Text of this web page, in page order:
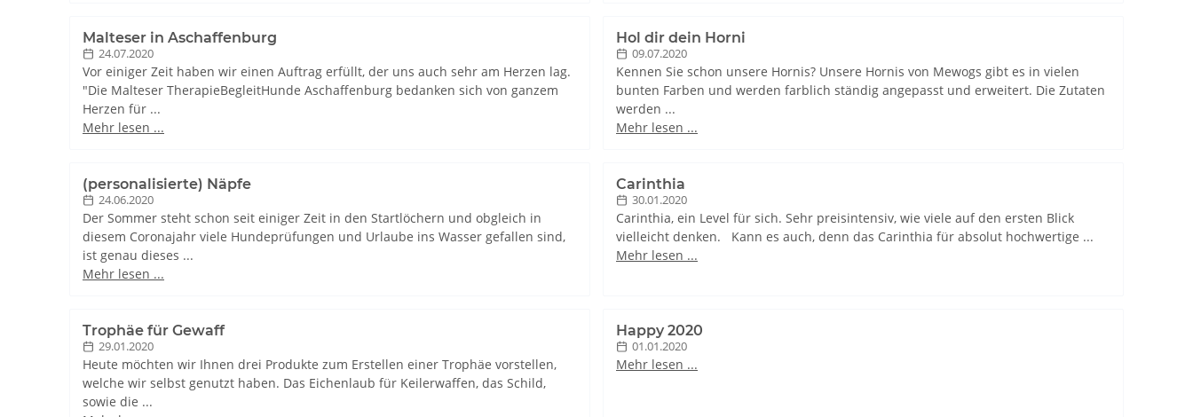
Malteser in Aschaffenburg
24.07.2020
Vor einiger Zeit haben wir einen Auftrag erfüllt, der uns auch sehr am Herzen lag.
"Die Malteser TherapieBegleitHunde Aschaffenburg bedanken sich von ganzem
Herzen für ...
Mehr lesen ...
Hol dir dein Horni
09.07.2020
Kennen Sie schon unsere Hornis? Unsere Hornis von Mewogs gibt es in vielen
bunten Farben und werden farblich ständig angepasst und erweitert. Die Zutaten
werden ...
Mehr lesen ...
(personalisierte) Näpfe
24.06.2020
Der Sommer steht schon seit einiger Zeit in den Startlöchern und obgleich in
diesem Coronajahr viele Hundeprüfungen und Urlaube ins Wasser gefallen sind,
ist genau dieses ...
Mehr lesen ...
Carinthia
30.01.2020
Carinthia, ein Level für sich. Sehr preisintensiv, wie viele auf den ersten Blick
vielleicht denken. Kann es auch, denn das Carinthia für absolut hochwertige ...
Mehr lesen ...
Trophäe für Gewaff
29.01.2020
Heute möchten wir Ihnen drei Produkte zum Erstellen einer Trophäe vorstellen,
welche wir selbst genutzt haben. Das Eichenlaub für Keilerwaffen, das Schild,
sowie die ...
Happy 2020
01.01.2020
Mehr lesen ...